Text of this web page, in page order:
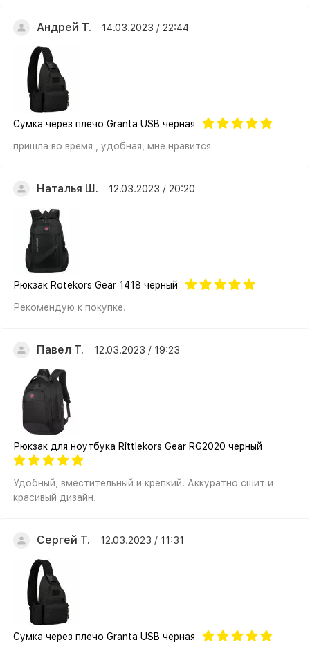
Андрей Т. 14.03.2023 / 22:44
Cумка через плечо Granta USB черная
пришла во время , удобная, мне нравится
Наталья Ш. 12.03.2023 / 20:20
Рюкзак Rotekors Gear 1418 черный
Рекомендую к покупке.
Павел Т. 12.03.2023 / 19:23
Рюкзак для ноутбука Rittlekors Gear RG2020 черный
Удобный, вместительный и крепкий. Аккуратно сшит и
красивый дизайн.
Сергей Т. 12.03.2023 / 11:31
Cумка через плечо Granta USB черная